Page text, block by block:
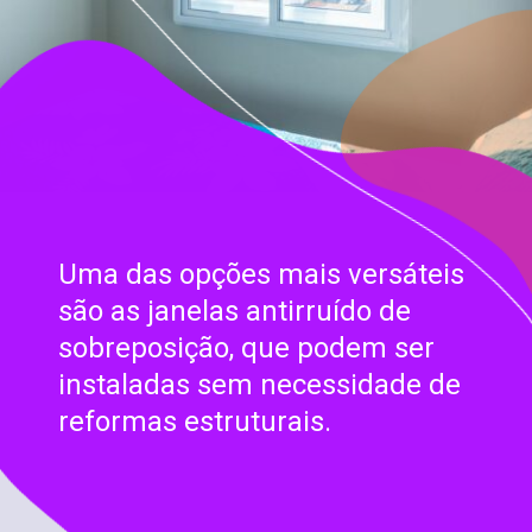
Uma das opções mais versáteis
são as janelas antirruído de
sobreposição, que podem ser
instaladas sem necessidade de
reformas estruturais.